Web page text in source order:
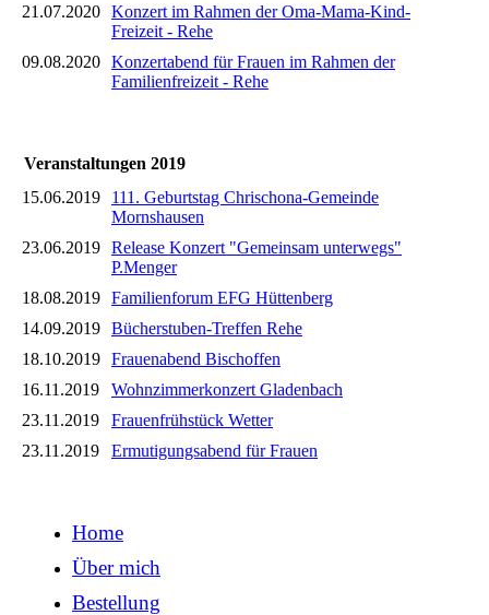
21.07.2020 Konzert im Rahmen der Oma-Mama-Kind-
Freizeit - Rehe
09.08.2020 Konzertabend für Frauen im Rahmen der
Familienfreizeit - Rehe
Veranstaltungen 2019
15.06.2019
111. Geburtstag Chrischona-Gemeinde
Mornshausen
23.06.2019 Release Konzert "Gemeinsam unterwegs"
P.Menger
18.08.2019 Familienforum EFG Hüttenberg
14.09.2019 Bücherstuben-Treffen Rehe
18.10.2019 Frauenabend Bischoffen
16.11.2019
Wohnzimmerkonzert Gladenbach
23.11.2019
Frauenfrühstück Wetter
23.11.2019
Ermutigungsabend für Frauen
Home
Über mich
Bestellung